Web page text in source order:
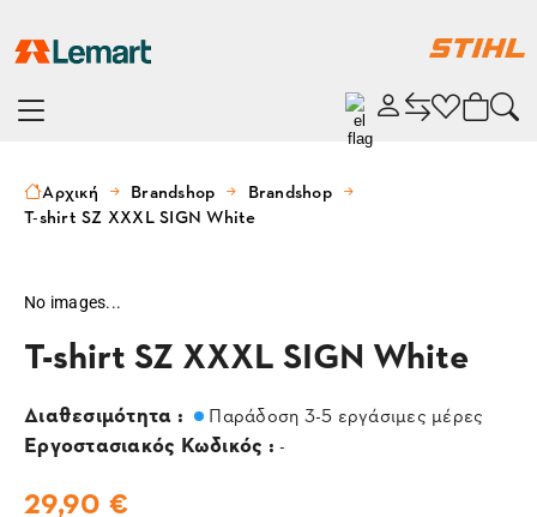
Αρχική Brandshop
Brandshop
T-shirt SZ XXXL SIGN White
No images...
T-shirt SZ XXXL SIGN White
Διαθεσιμότητα : Παράδοση 3-5 εργάσιμες μέρες
Εργοστασιακός Κωδικός : -
29,90 €